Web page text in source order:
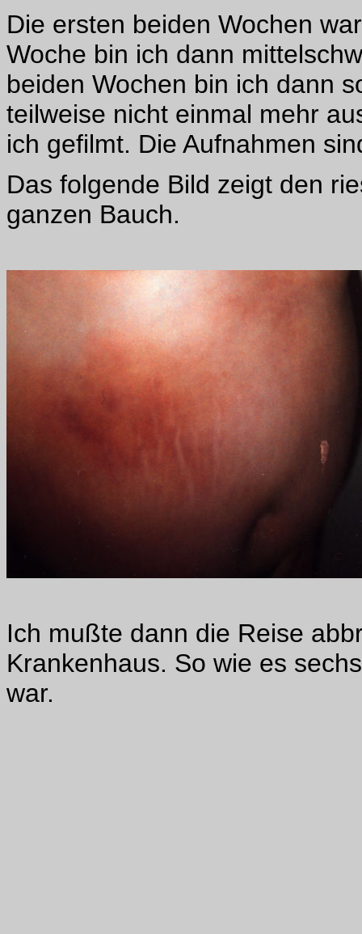
Die ersten beiden Wochen
Woche bin ich dann
beiden Wochen bin ich dann
teilweise nicht einmal mehr
ich gefilmt. Die Aufnahmen
Das folgende Bild zeigt den
ganzen Bauch.
Ich mußte dann die Reise
Krankenhaus. So wie es
war.